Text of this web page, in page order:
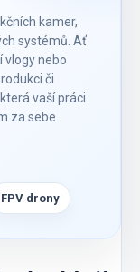
kamer,
systémů. Ať
vlogy nebo
či
vaší práci
za sebe.
FPV drony